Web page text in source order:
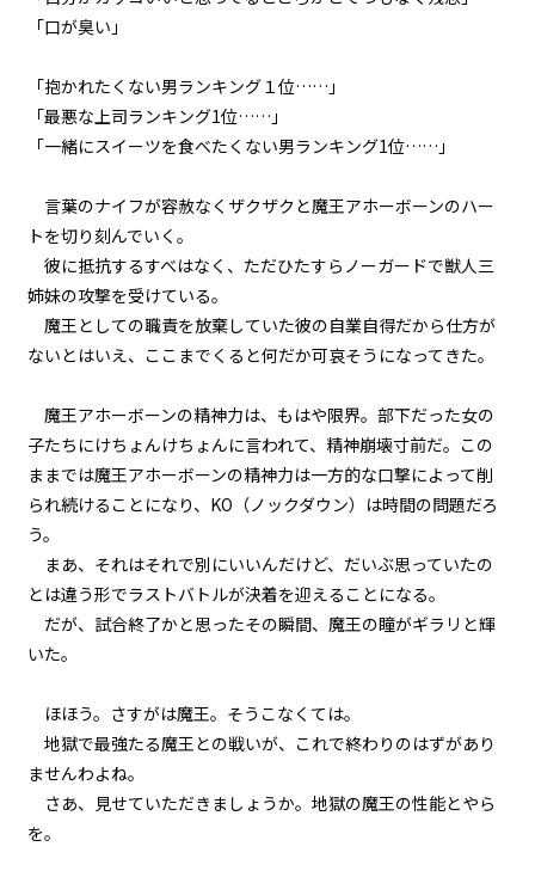
episode29
悪役令嬢、天才vs天才の頭脳バト
ルに挑む。
悪役令嬢、その正体は暗黒竜だっ
episode31
う。
小休止：悪役令嬢、地獄でグルメ
紀行。《麻婆豆腐編》
episode33
悪役令嬢、ただの可憐な（？）公
episode34
悪役令嬢、さすがにちょっぴり弱
気になる。
悪役令嬢、値段をつけられる。
悪役令嬢、処刑された経緯を振り
「口が臭い」
「抱かれたくない男ランキング１位……」
「最悪な上司ランキング1位……」
「一緒にスイーツを食べたくない男ランキング1位……」
言葉のナイフが容赦なくザクザクと魔王アホーボーンのハー
トを切り刻んでいく。
彼に抵抗するすべはなく、ただひたすらノーガードで獣人三
姉妹の攻撃を受けている。
魔王としての職責を放棄していた彼の自業自得だから仕方が
ないとはいえ、ここまでくると何だか可哀そうになってきた。
魔王アホーボーンの精神力は、もはや限界。部下だった女の
子たちにけちょんけちょんに言われて、精神崩壊寸前だ。この
ままでは魔王アホーボーンの精神力は一方的な口撃によって削
られ続けることになり、KO（ノックダウン）は時間の問題だろ
う。
まあ、それはそれで別にいいんだけど、だいぶ思っていたの
とは違う形でラストバトルが決着を迎えることになる。
だが、試合終了かと思ったその瞬間、魔王の瞳がギラリと輝
いた。
ほほう。さすがは魔王。そうこなくては。
地獄で最強たる魔王との戦いが、これで終わりのはずがあり
ませんわよね。
さあ、見せていただきましょうか。地獄の魔王の性能とやら
を。